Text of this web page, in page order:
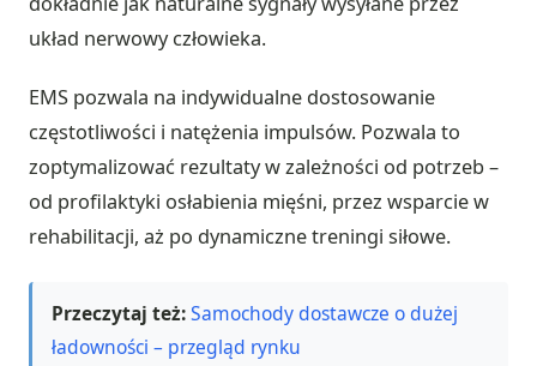
układ nerwowy człowieka.
EMS pozwala na indywidualne dostosowanie
częstotliwości i natężenia impulsów. Pozwala to
zoptymalizować rezultaty w zależności od potrzeb –
od profilaktyki osłabienia mięśni, przez wsparcie w
rehabilitacji, aż po dynamiczne treningi siłowe.
Przeczytaj też:Samochody dostawcze o dużej
ładowności – przegląd rynku